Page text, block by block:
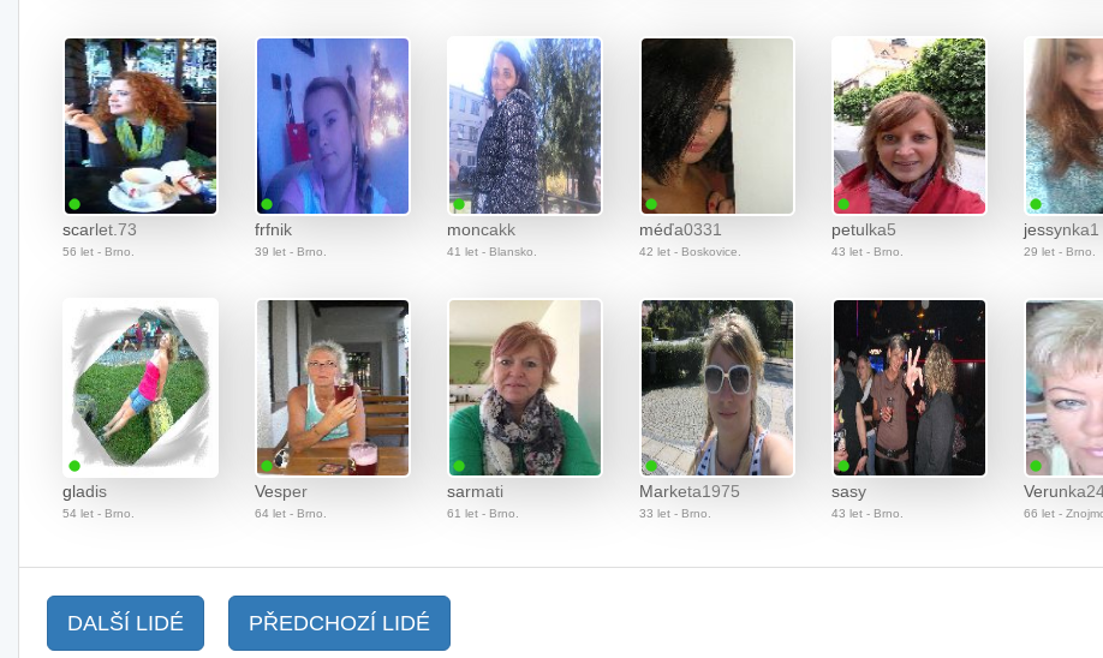
scarlet.73
56 let - Brno.
frfnik
39 let - Brno.
moncakk
41 let - Blansko.
méďa0331
42 let - Boskovice.
petulka5
43 let - Brno.
jessynka1
29 let - Brno.
gladis
54 let - Brno.
Vesper
64 let - Brno.
sarmati
61 let - Brno.
Marketa1975
33 let - Brno.
sasy
43 let - Brno. 66 let -
DALŠÍ LIDÉ PŘEDCHOZÍ LIDÉ